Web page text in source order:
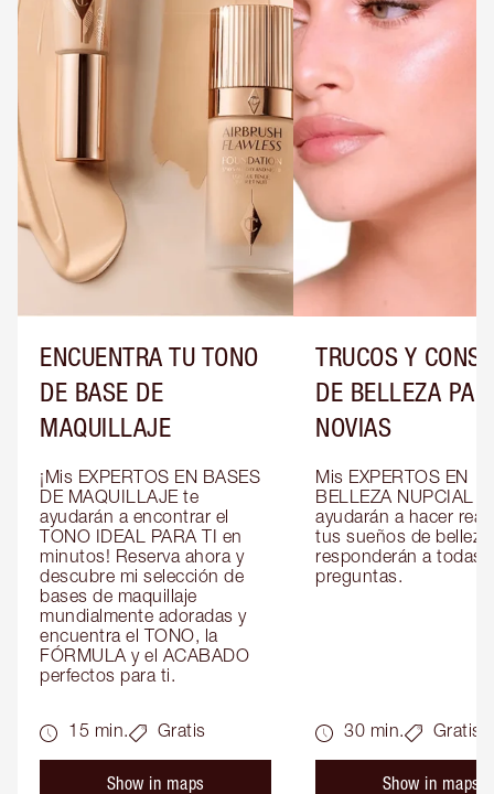
ENCUENTRA TU TONO
DE BASE DE
MAQUILLAJE
¡Mis EXPERTOS EN BASES
DE MAQUILLAJE te
ayudarán a encontrar el
TONO IDEAL PARA TI en
minutos! Reserva ahora y
descubre mi selección de
bases de maquillaje
mundialmente adoradas y
encuentra el TONO, la
FÓRMULA y el ACABADO
perfectos para ti.
15 min. Gratis
Show in maps
TRUCOS Y
DE BELLEZA
NOVIAS
Mis EXPERTOS EN
BELLEZA NUPCIAL te
ayudarán a hacer
tus sueños de belleza
responderán a todas
preguntas.
30 min. Gratis
Show in maps